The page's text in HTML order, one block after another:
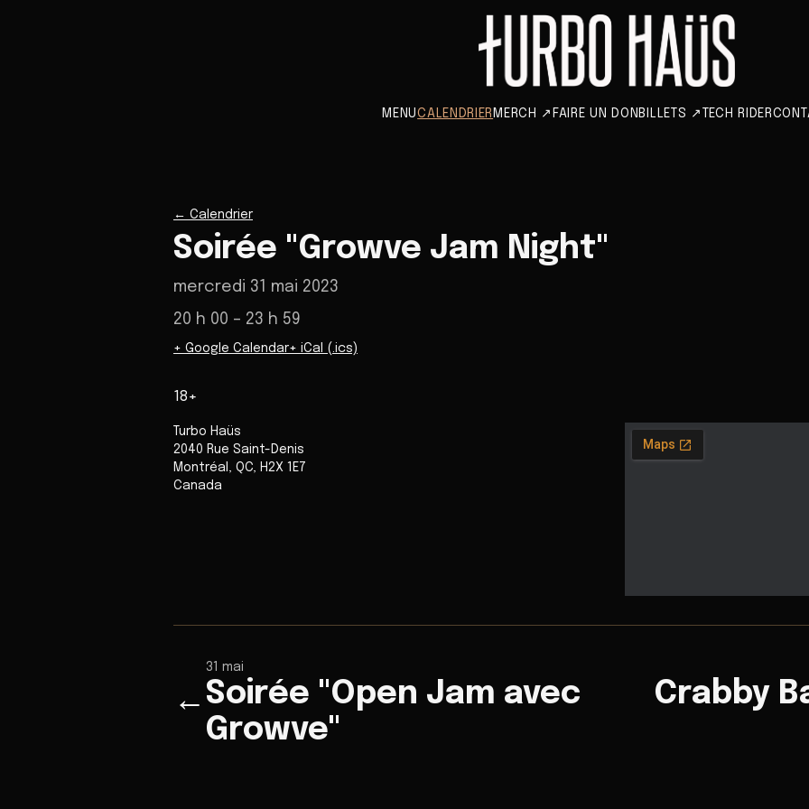
MENUCALENDRIER MERCH ↗ FAIRE UN DON BILLETS ↗ TECH RIDER
← Calendrier
Soirée "Growve Jam Night"
mercredi 31 mai 2023
20 h 00 – 23 h 59
+ Google Calendar+ iCal (.ics)
18+
Turbo Haüs
2040 Rue Saint-Denis
Montréal , QC, H2X 1E7
Canada
←
31 mai
Soirée "Open Jam avec
Growve"
Crabby